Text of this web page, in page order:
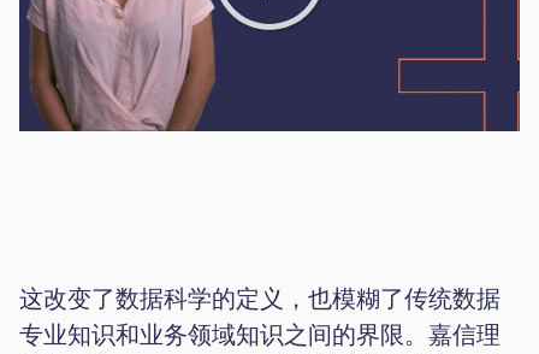
Play
Video
这改变了数据科学的定义，也模糊了传统数据
专业知识和业务领域知识之间的界限。嘉信理